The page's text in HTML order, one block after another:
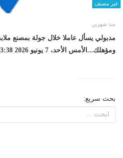
غير مصنف
منذ شهرين
مدبولي يسأل عاملا خلال جولة بمصنع
ومؤهلك...الأمس الأحد، 7 يونيو 2026 03:38 مـ
بحث سريع: